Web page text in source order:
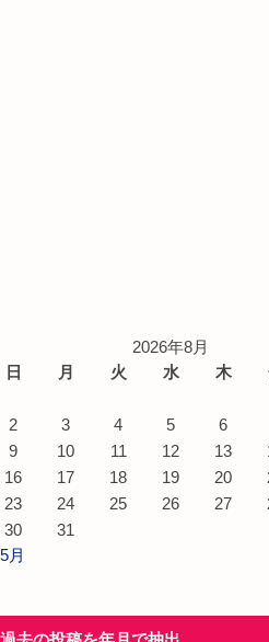
2026年8月
日
月 火 水 木
2
3 4 5 6
9
10 11 12 13
16
17 18 19 20
23
24 25 26 27
30
31
月